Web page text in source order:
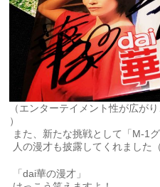
（エンターテイメント性が広が
）
また、新たな挑戦として「M-1
人の漫才も披露してくれました（
「dai華の漫才」